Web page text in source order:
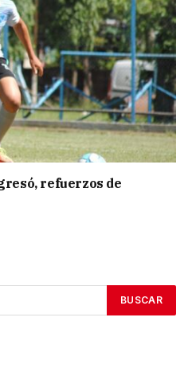
refuerzos de